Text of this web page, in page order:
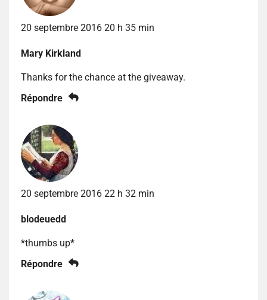
20 septembre 2016 20 h 35 min
Mary Kirkland
Thanks for the chance at the giveaway.
Répondre
20 septembre 2016 22 h 32 min
blodeuedd
*thumbs up*
Répondre